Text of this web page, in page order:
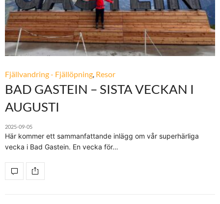
Fjällvandring - Fjällöpning Resor
BAD GASTEIN – SISTA VECKAN I
AUGUSTI
2025-09-05
Här kommer ett sammanfattande inlägg om vår superhärliga
vecka i Bad Gastein. En vecka för…